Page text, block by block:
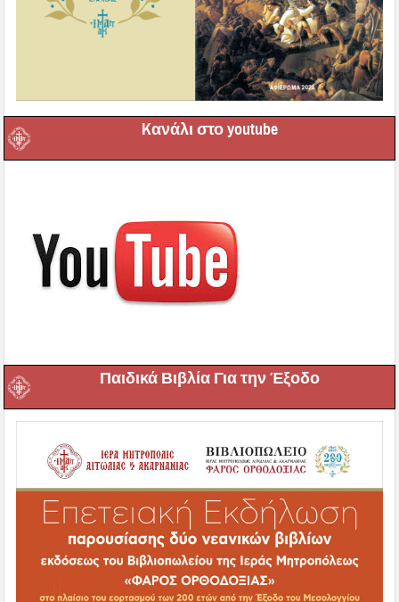
Kανάλι στο youtube
Παιδικά Βιβλία Για την Έξοδο